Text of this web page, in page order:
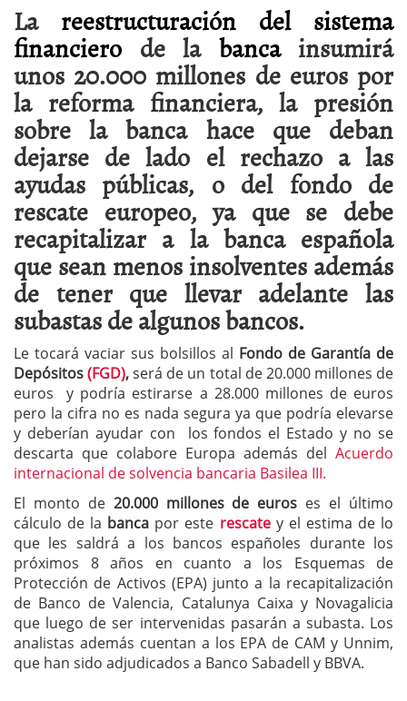
Lareestructuración del sistema
financiero de labancainsumirá
unos 20.000 millones de euros por
la reforma financiera, la presión
sobre la banca hace que deban
dejarse de lado el rechazo a las
ayudas públicas, o del fondo de
rescate europeo, ya que se debe
recapitalizar a la banca española
que sean menos insolventes además
de tener que llevar adelante las
subastas de algunos bancos.
Le tocará vaciar sus bolsillos al Fondo de Garantía de
Depósitos(FGD),será de un total de 20.000 millones de
euros y podría estirarse a 28.000 millones de euros
pero la cifra no es nada segura ya que podría elevarse
y deberían ayudar con los fondos el Estado y no se
descarta que colabore Europa además del Acuerdo
internacional de solvencia bancaria Basilea III.
El monto de20.000 millones de euros es el último
cálculo de la banca por este rescate y el estima de lo
que les saldrá a los bancos españoles durante los
próximos 8 años en cuanto a los Esquemas de
Protección de Activos (EPA) junto a la recapitalización
de Banco de Valencia, Catalunya Caixa y Novagalicia
que luego de ser intervenidas pasarán a subasta. Los
analistas además cuentan a los EPA de CAM y Unnim,
que han sido adjudicados a Banco Sabadell y BBVA.